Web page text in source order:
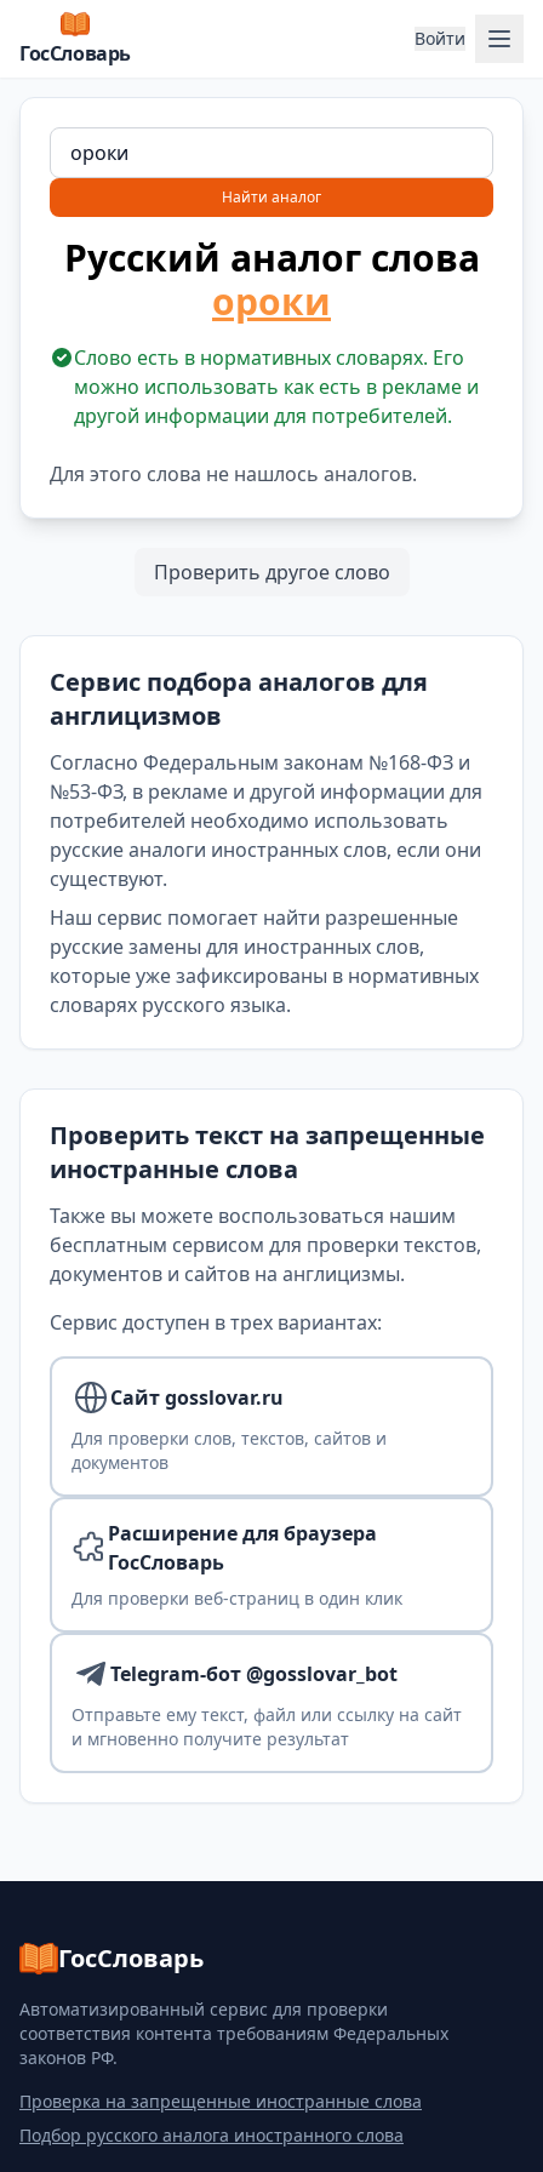
ГосСловарь
Войти
Найти аналог
Русский аналог слова
ороки
Слово есть в нормативных словарях. Его
можно использовать как есть в рекламе и
другой информации для потребителей.
Для этого слова не нашлось аналогов.
Проверить другое слово
Сервис подбора аналогов для
англицизмов
Согласно Федеральным законам №168-ФЗ и
№53-ФЗ, в рекламе и другой информации для
потребителей необходимо использовать
русские аналоги иностранных слов, если они
существуют.
Наш сервис помогает найти разрешенные
русские замены для иностранных слов,
которые уже зафиксированы в нормативных
словарях русского языка.
Проверить текст на запрещенные
иностранные слова
Также вы можете воспользоваться нашим
бесплатным сервисом для проверки текстов,
документов и сайтов на англицизмы.
Сервис доступен в трех вариантах:
Сайт gosslovar.ru
Для проверки слов, текстов, сайтов и
документов
Расширение для браузера
ГосСловарь
Для проверки веб-страниц в один клик
Telegram-бот @gosslovar_bot
Отправьте ему текст, файл или ссылку на сайт
и мгновенно получите результат
ГосСловарь
Автоматизированный сервис для проверки
соответствия контента требованиям Федеральных
законов РФ.
Проверка на запрещенные иностранные слова
Подбор русского аналога иностранного слова